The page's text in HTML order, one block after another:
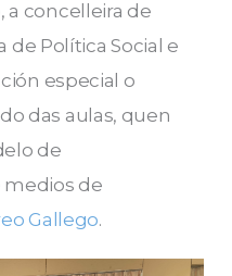
, a concelleira de
de Política Social e
especial o
das aulas, quen
de
medios de
Gallego.